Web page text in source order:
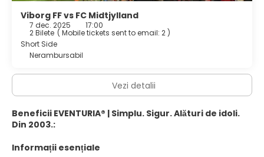
Viborg FF vs FC Midtjylland
7 dec. 2025 17:00
2 Bilete ( Mobile tickets sent to email: 2 )
Short Side
Nerambursabil
Vezi detalii
Beneficii EVENTURIA® | Simplu. Sigur. Alături de idoli.
Din 2003.:
Informații esențiale